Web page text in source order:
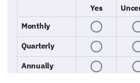
Yes
Monthly
Quarterly
Annually